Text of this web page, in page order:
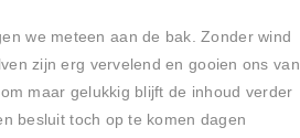
we meteen aan de bak. Zonder wind
zijn erg vervelend en gooien ons van
maar gelukkig blijft de inhoud verder
besluit toch op te komen dagen